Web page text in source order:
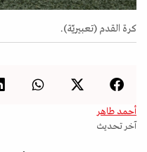
كرة القدم (تعبيريّة).
أحمد طاهر
آخر تحديث